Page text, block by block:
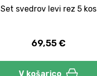
Set svedrov levi rez 5 kos
69,55 €
V košarico